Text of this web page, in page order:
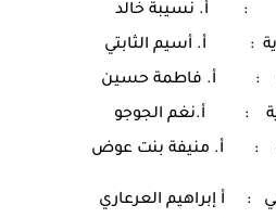
: أ. نسيبة خالد
: أ. أسيم الثابتي
: أ. فاطمة حسين
: أ.نغم الجوجو
: أ. منيفة بنت عوض
: أ إبراهيم العرعاري